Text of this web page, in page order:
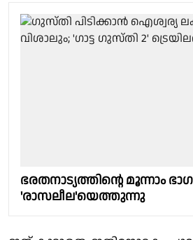
ഭരതനാട്യത്തിൻ്റെ മൂന്നാം
'രാസലീല'യെത്തുന്നു